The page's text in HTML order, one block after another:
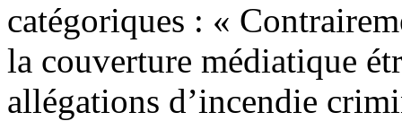
catégoriques : «
la couverture médiatique
allégations d’incendie